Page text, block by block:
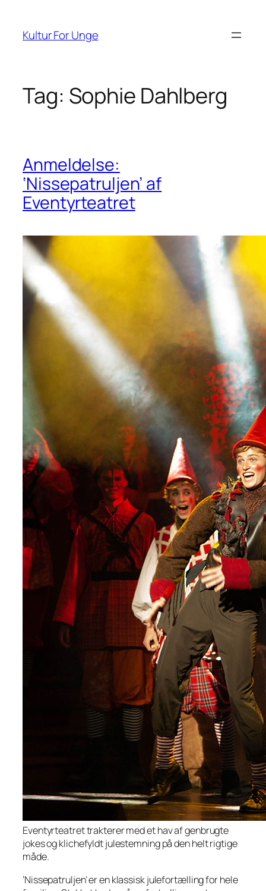
indhold
Kultur For Unge
Tag: Sophie Dahlberg
Anmeldelse:
‘Nissepatruljen’ af
Eventyrteatret
Eventyrteatret trakterer med et hav af genbrugte
jokes og klichefyldt julestemning på den helt rigtige
måde.
‘Nissepatruljen’ er en klassisk julefortælling for hele